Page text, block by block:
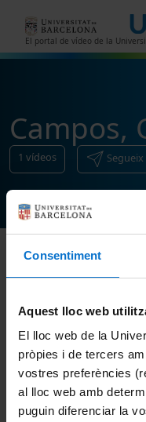
Consentiment
Aquest lloc web
El lloc web de la
pròpies i de tercers
vostres preferències
al lloc web amb
puguin diferenciar la
El portal de vídeo de la
Campos,
1 vídeos
Ordenar